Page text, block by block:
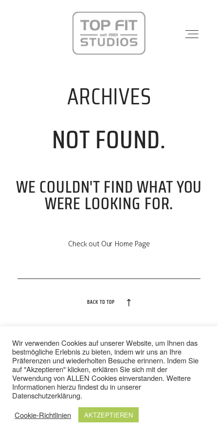
STANDORTE
PHYSIO & REHA
KURSE
ONLINE SHOP
ARCHIVES
NOT FOUND.
WE COULDN'T FIND WHAT YOU
WERE LOOKING FOR.
Check out Our Home Page
BACK TO TOP
© 2024 TOP FIT STUDIOS. ALLE RECHTE VORBEHALTEN.
IMPRESSUM DATENSCHUTZ
AGB / WIDERRUFSBELEHRUNG
Wir verwenden Cookies auf unserer Website, um Ihnen das
bestmögliche Erlebnis zu bieten, indem wir uns an Ihre
Präferenzen und wiederholten Besuche erinnern. Indem Sie
auf "Akzeptieren" klicken, erklären Sie sich mit der
Verwendung von ALLEN Cookies einverstanden. Weitere
Informationen hierzu findest du in unserer
Datenschutzerklärung.
Cookie-Richtlinien
AKTZEPTIEREN